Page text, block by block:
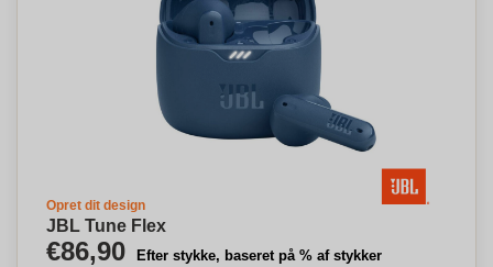
Opret dit design
JBL Tune Flex
€86,90 Efter stykke, baseret på % af stykker